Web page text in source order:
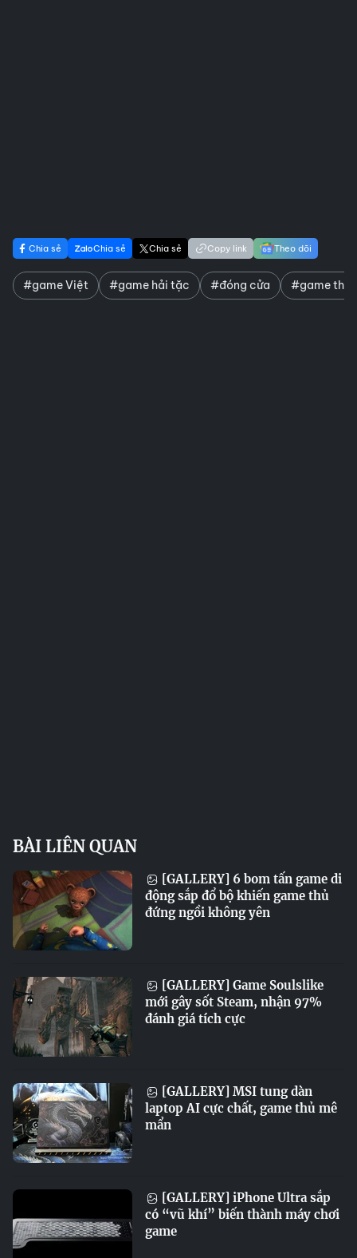
Chia sẻ Chia sẻ Chia sẻ Copy link Theo dõi
#game Việt #game hải tặc #đóng cửa #game thủ
BÀI LIÊN QUAN
[GALLERY] 6 bom tấn game di
động sắp đổ bộ khiến game thủ
đứng ngồi không yên
[GALLERY] Game Soulslike
mới gây sốt Steam, nhận 97%
đánh giá tích cực
[GALLERY] MSI tung dàn
laptop AI cực chất, game thủ mê
mẩn
[GALLERY] iPhone Ultra sắp
có “vũ khí” biến thành máy chơi
game